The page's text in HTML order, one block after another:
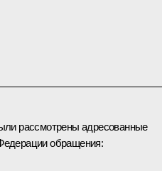
рассмотрены адресованные
обращения: